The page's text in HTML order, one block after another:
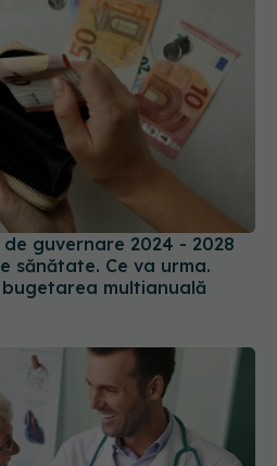
sănătate. Ce va urma.
multianuală